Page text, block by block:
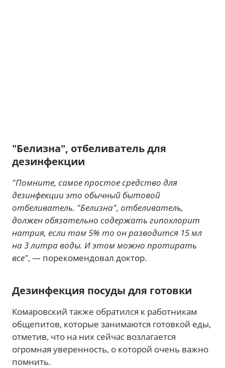
"Белизна", отбеливатель для
дезинфекции
"Помните, самое простое средство для
дезинфекции это обычный бытовой
отбеливатель. "Белизна", отбеливатель,
должен обязательно содержать гипохлорит
натрия, если там 5% то он разводится 15 мл
на 3 литра воды. И этом можно протирать
все", — порекомендовал доктор.
Дезинфекция посуды для готовки
Комаровский также обратился к работникам
общепитов, которые занимаются готовкой еды,
отметив, что на них сейчас возлагается
огромная уверенность, о которой очень важно
помнить.